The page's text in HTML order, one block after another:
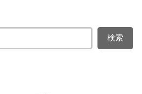
検索